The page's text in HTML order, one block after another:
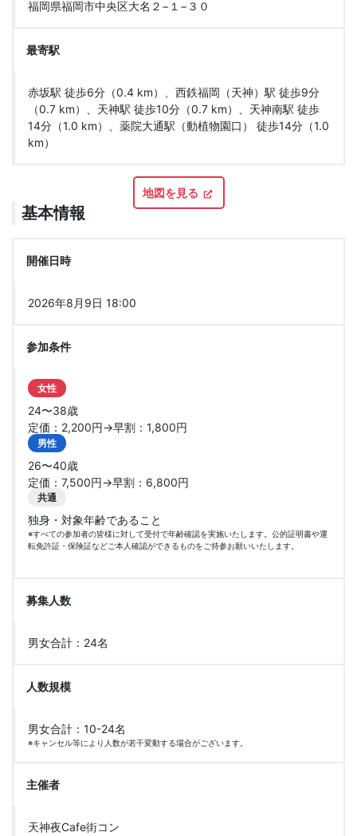
福岡県福岡市中央区大名２−１−３０
最寄駅
赤坂駅 徒歩6分（0.4 km）、西鉄福岡（天神）駅 徒歩9分
（0.7 km）、天神駅 徒歩10分（0.7 km）、天神南駅 徒歩
14分（1.0 km）、薬院大通駅（動植物園口） 徒歩14分（1.0
km）
地図を見る
基本情報
開催日時
2026年8月9日 18:00
参加条件
女性
24〜38歳
定価：2,200円→早割：1,800円
男性
26〜40歳
定価：7,500円→早割：6,800円
共通
独身・対象年齢であること
※すべての参加者の皆様に対して受付で年齢確認を実施いたします。公的証明書や運
転免許証・保険証などご本人確認ができるものをご持参お願いいたします。
募集人数
男女合計：24名
人数規模
男女合計：10-24名
※キャンセル等により人数が若干変動する場合がございます。
主催者
天神夜Cafe街コン